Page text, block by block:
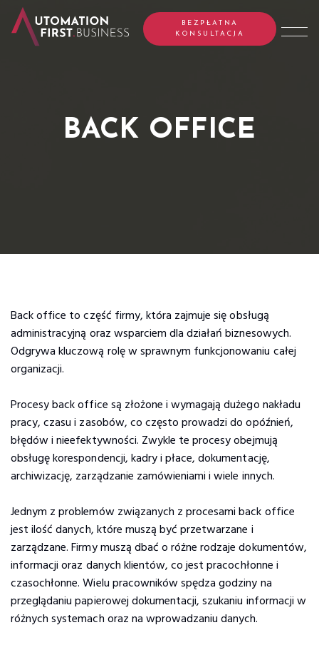
BEZPŁATNA
KONSULTACJA
BACK OFFICE
Back office to część firmy, która zajmuje się obsługą
administracyjną oraz wsparciem dla działań biznesowych.
Odgrywa kluczową rolę w sprawnym funkcjonowaniu całej
organizacji.
Procesy back office są złożone i wymagają dużego nakładu
pracy, czasu i zasobów, co często prowadzi do opóźnień,
błędów i nieefektywności. Zwykle te procesy obejmują
obsługę korespondencji, kadry i płace, dokumentację,
archiwizację, zarządzanie zamówieniami i wiele innych.
Jednym z problemów związanych z procesami back office
jest ilość danych, które muszą być przetwarzane i
zarządzane. Firmy muszą dbać o różne rodzaje dokumentów,
informacji oraz danych klientów, co jest pracochłonne i
czasochłonne. Wielu pracowników spędza godziny na
przeglądaniu papierowej dokumentacji, szukaniu informacji w
różnych systemach oraz na wprowadzaniu danych.